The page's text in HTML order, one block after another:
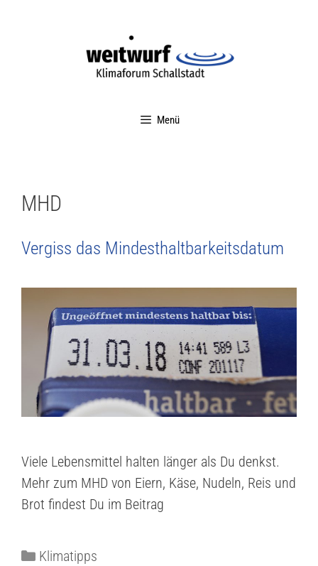
Menü
MHD
Vergiss das Mindesthaltbarkeitsdatum
Viele Lebensmittel halten länger als Du denkst.
Mehr zum MHD von Eiern, Käse, Nudeln, Reis und
Brot findest Du im Beitrag
Klimatipps